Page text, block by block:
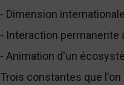
- Dimension
- Interaction permanente
- Animation d'un
Trois constantes que